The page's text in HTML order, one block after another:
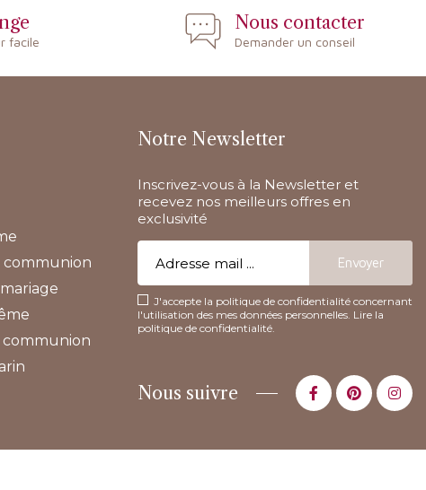
facile
Nous contacter
Demander un conseil
communion
Notre Newsletter
Inscrivez-vous à la Newsletter et
recevez nos meilleurs offres en
exclusivité
J'accepte la politique de confidentialité concernant
l'utilisation des mes données personnelles. Lire la
politique de confidentialité.
Nous suivre